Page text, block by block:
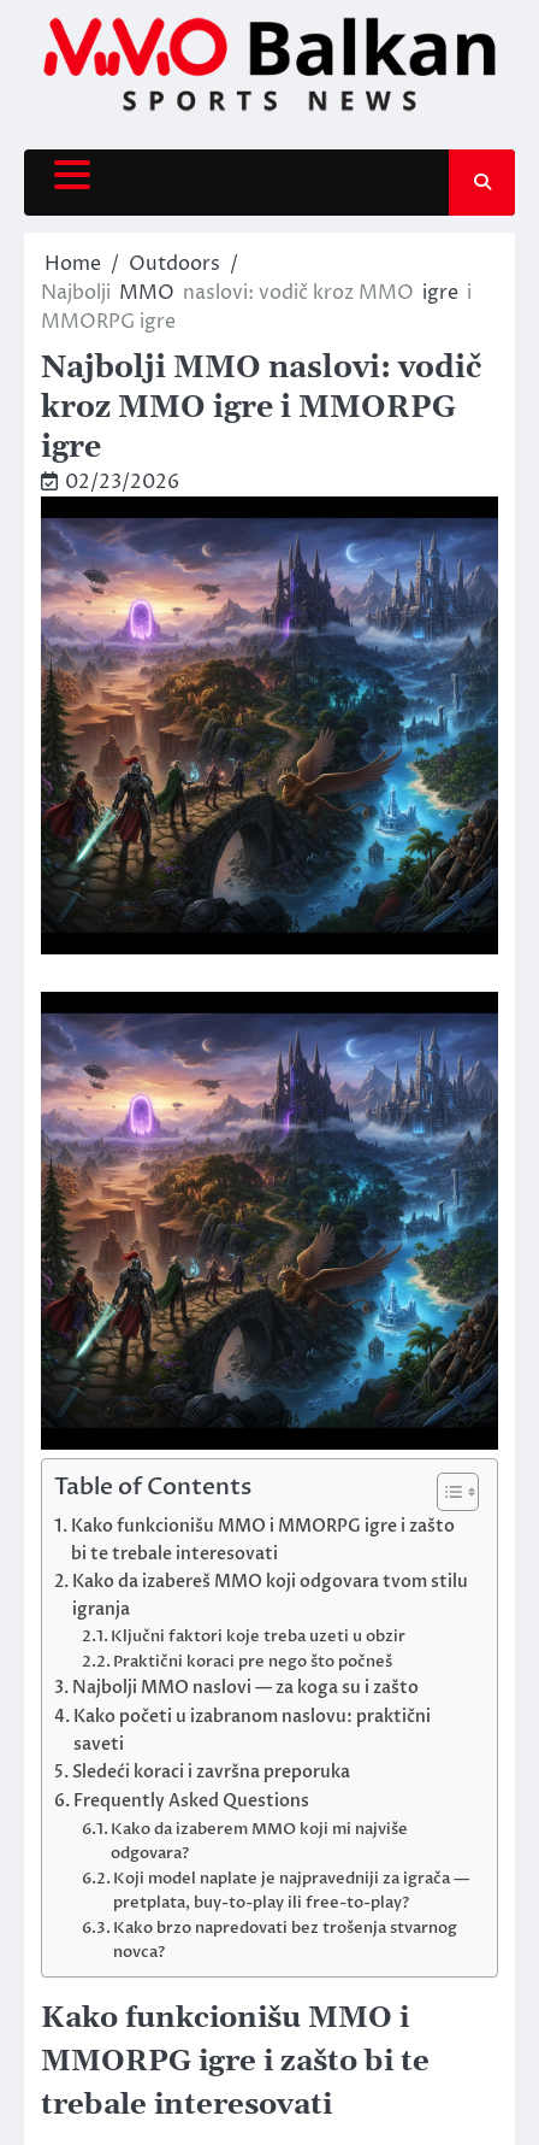
content
Home
Outdoors
Najbolji MMO naslovi: vodič kroz MMO igre i
MMORPG igre
Najbolji MMO naslovi: vodič
kroz MMO igre i MMORPG
igre
02/23/2026
Table of Contents
Kako funkcionišu MMO i MMORPG igre i zašto
bi te trebale interesovati
Kako da izabereš MMO koji odgovara tvom stilu
igranja
Ključni faktori koje treba uzeti u obzir
Praktični koraci pre nego što počneš
Najbolji MMO naslovi — za koga su i zašto
Kako početi u izabranom naslovu: praktični
saveti
Sledeći koraci i završna preporuka
Frequently Asked Questions
Kako da izaberem MMO koji mi najviše
odgovara?
Koji model naplate je najpravedniji za igrača —
pretplata, buy-to-play ili free-to-play?
Kako brzo napredovati bez trošenja stvarnog
novca?
Kako funkcionišu MMO i
MMORPG igre i zašto bi te
trebale interesovati